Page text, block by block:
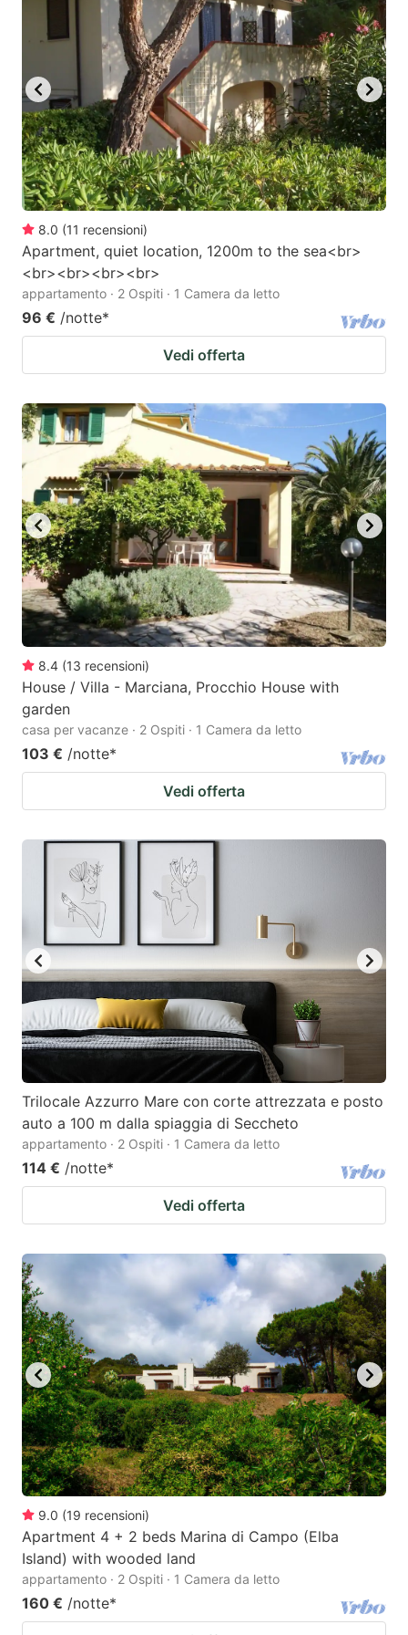
8.0 (11 recensioni)
Apartment, quiet location, 1200m to the sea<br>
<br><br><br><br>
appartamento · 2 Ospiti · 1 Camera da letto
96 € /notte*
Vedi offerta
8.4 (13 recensioni)
House / Villa - Marciana, Procchio House with
garden
casa per vacanze · 2 Ospiti · 1 Camera da letto
103 € /notte*
Vedi offerta
Trilocale Azzurro Mare con corte attrezzata e posto
auto a 100 m dalla spiaggia di Seccheto
appartamento · 2 Ospiti · 1 Camera da letto
114 € /notte*
Vedi offerta
9.0 (19 recensioni)
Apartment 4 + 2 beds Marina di Campo (Elba
Island) with wooded land
appartamento · 2 Ospiti · 1 Camera da letto
160 € /notte*